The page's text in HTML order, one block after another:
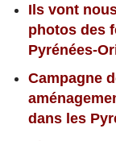
Ils vont
photos des
Pyrénées-
Campagne
dans les